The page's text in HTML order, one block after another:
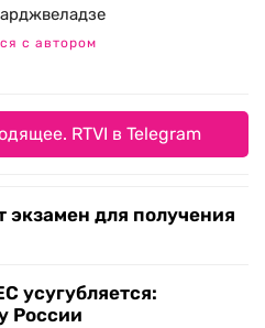
с автором
RTVI в Telegram
для получения
усугубляется:
России